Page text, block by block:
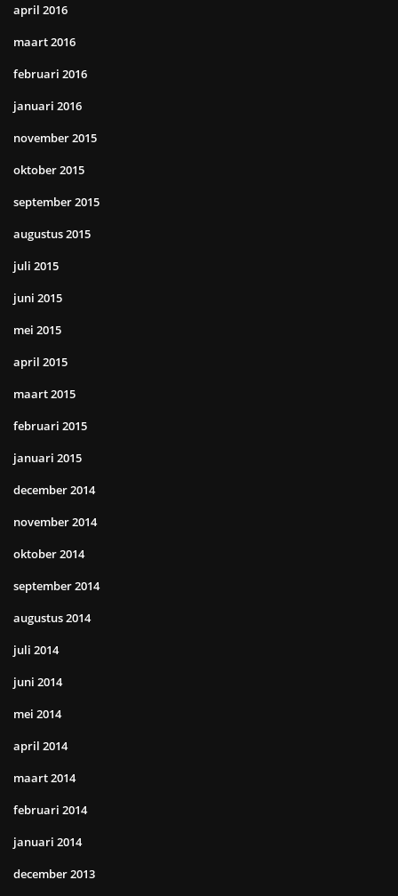
april 2016
maart 2016
februari 2016
januari 2016
november 2015
oktober 2015
september 2015
augustus 2015
juli 2015
juni 2015
mei 2015
april 2015
maart 2015
februari 2015
januari 2015
december 2014
november 2014
oktober 2014
september 2014
augustus 2014
juli 2014
juni 2014
mei 2014
april 2014
maart 2014
februari 2014
januari 2014
december 2013